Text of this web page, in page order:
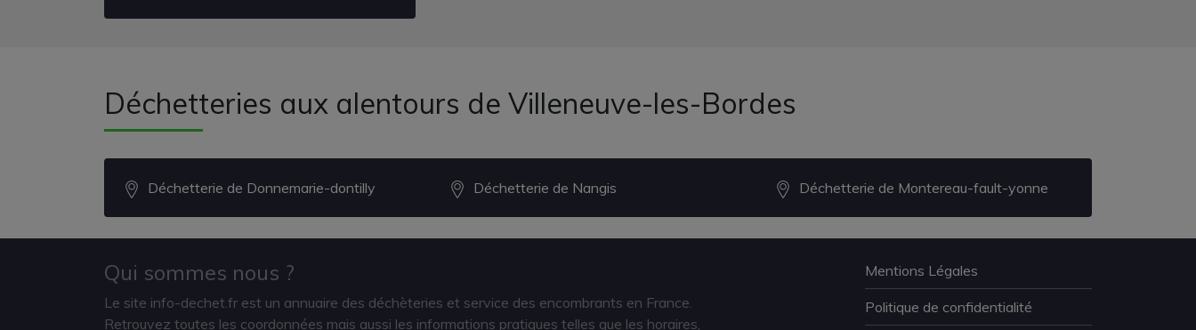
Déchetteries aux alentours de Villeneuve-les-Bordes
Déchetterie de Donnemarie-dontilly Déchetterie de Nangis Déchetterie de Montereau-fault-yonne
Qui sommes nous ?
Le site info-dechet.fr est un annuaire des déchèteries et service des encombrants en France.
Retrouvez toutes les coordonnées mais aussi les informations pratiques telles que les horaires,
Mentions Légales
Politique de confidentialité